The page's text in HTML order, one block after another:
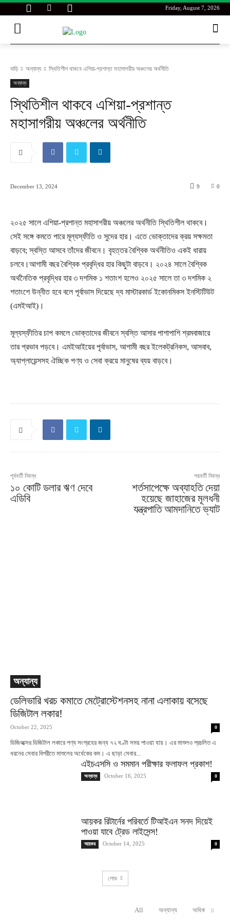
Friday, August 7, 2026
বাড়ি অন্যান্য স্থিতিশীল থাকবে এশিয়া-প্রশান্ত মহাসাগরীয় অঞ্চলের অর্থনীতি
অন্যান্য
স্থিতিশীল থাকবে এশিয়া-প্রশান্ত
মহাসাগরীয় অঞ্চলের অর্থনীতি
December 13, 2024 0
9
২০২৫ সালে এশিয়া-প্রশান্ত মহাসাগরীয় অঞ্চলের অর্থনীতি স্থিতিশীল থাকবে।
সেই সঙ্গে কমতে পারে মূল্যস্ফীতি ও সুদের হার। এতে ভোক্তাদের ক্রয় সক্ষমতা
বাড়বে; স্বস্তি আসবে তাঁদের জীবনে। বৃহত্তর বৈশ্বিক অর্থনীতিও একই ধারায়
চলবে।আগামী বছর বৈশ্বিক প্রবৃদ্ধির হার কিছুটা বাড়বে। ২০২৪ সালে বৈশ্বিক
অর্থনৈতিক প্রবৃদ্ধির হার ৩ দশমিক ১ শতাংশ হলেও ২০২৫ সালে তা ৩ দশমিক ২
শতাংশে উন্নীত হবে বলে পূর্বাভাস দিয়েছে দ্য মাস্টারকার্ড ইকোনমিকস ইনস্টিটিউট
(এমইআই)।
মূল্যস্ফীতির চাপ কমলে ভোক্তাদের জীবনে স্বস্তি আসার পাশাপাশি শ্রমবাজারে
তার প্রভাব পড়বে। এমইআইয়ের পূর্বাভাস, আগামী বছর ইলেকট্রনিকস, আসবাব,
অ্যাপ্লায়েন্সসহ ঐচ্ছিক পণ্য ও সেবা ক্রয়ে মানুষের ব্যয় বাড়বে।
পূর্ববর্তী নিবন্ধ
১০ কোটি ডলার ঋণ দেবে
এডিবি
পরবর্তী নিবন্ধ
শর্তসাপেক্ষে অব্যাহতি দেয়া
হয়েছে জাহাজের মূলধনী
যন্ত্রপাতি আমদানিতে ভ্যাট
অন্যান্য
ডেলিভারি খরচ কমাতে মেট্রোস্টেশনসহ নানা এলাকায় বসেছে
ডিজিটাল লকার!
October 22, 2025 0
ডিজিবক্সের ডিজিটাল লকারে পণ্য সংগ্রহের জন্য ৭২ ঘণ্টা সময় পাওয়া যায়। এর মাশুলও প্রচলিত এ
ধরনের সেবার বিপরীতে মাশুলের অর্ধেকের কম। এ ছাড়া সেবার...
এইচএসসি ও সমমান পরীক্ষার ফলাফল প্রকাশ!
অন্যান্য October 16, 2025 0
আয়কর রিটার্নের পরিবর্তে টিআইএন সনদ দিয়েই
পাওয়া যাবে ট্রেড লাইসেন্স!
আয়কর October 14, 2025 0
লোড
All অন্যান্য অধিক